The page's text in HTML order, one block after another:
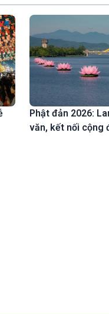
Phật đản 2026:
văn, kết nối cộng